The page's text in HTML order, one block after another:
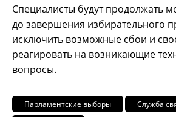
Специалисты будут продолжать
до завершения избирательного
исключить возможные сбои и
реагировать на возникающие
вопросы.
Парламентские выборы
Служба